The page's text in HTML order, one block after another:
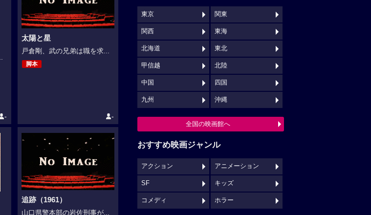
-
太陽と星
戸倉剛、武の兄弟は職を求...
脚本
-
追跡（1961）
山口県警本部の岩佐刑事が...
東京 関東
関西 東海
北海道 東北
甲信越 北陸
中国 四国
九州 沖縄
全国の映画館へ
おすすめ映画ジャンル
アクション アニメーション
SF キッズ
コメディ ホラー